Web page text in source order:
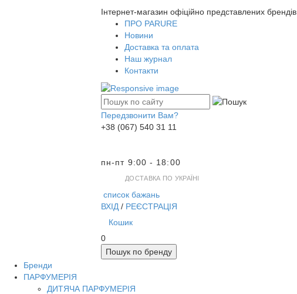
Інтернет-магазин офіційно представлених брендів
ПРО PARURE
Новини
Доставка та оплата
Наш журнал
Контакти
Передзвонити Вам?
+38 (067) 540 31 11
пн-пт 9:00 - 18:00
ДОСТАВКА ПО УКРАЇНІ
список бажань
ВХІД / РЕЄСТРАЦІЯ
Кошик
0
Пошук по бренду
Бренди
ПАРФУМЕРІЯ
ДИТЯЧА ПАРФУМЕРІЯ